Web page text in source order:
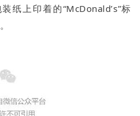
纸上印着的“McDonald’s”标